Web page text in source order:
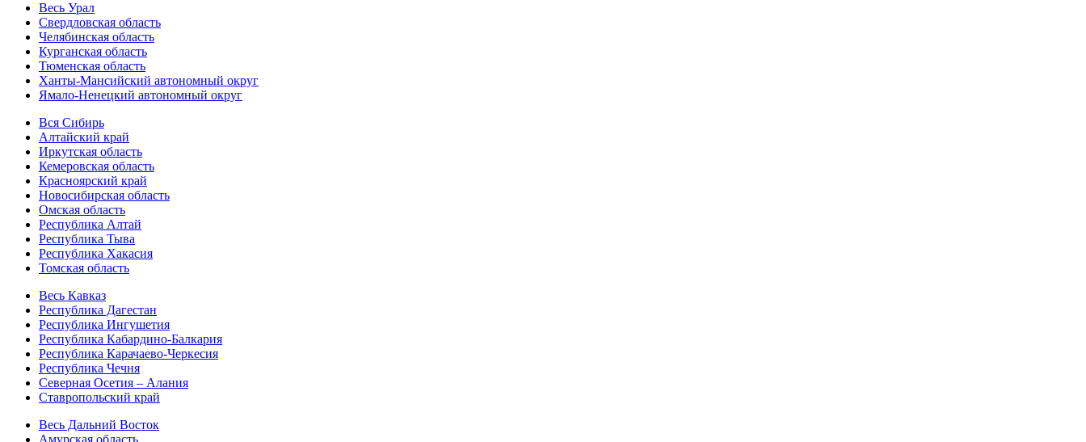
Весь Урал
Свердловская область
Челябинская область
Курганская область
Тюменская область
Ханты-Мансийский автономный округ
Ямало-Ненецкий автономный округ
Вся Сибирь
Алтайский край
Иркутская область
Кемеровская область
Красноярский край
Новосибирская область
Омская область
Республика Алтай
Республика Тыва
Республика Хакасия
Томская область
Весь Кавказ
Республика Дагестан
Республика Ингушетия
Республика Кабардино-Балкария
Республика Карачаево-Черкесия
Республика Чечня
Северная Осетия – Алания
Ставропольский край
Весь Дальний Восток
Амурская область